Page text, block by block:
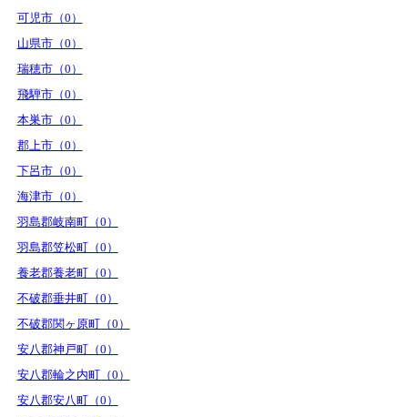
可児市（0）
山県市（0）
瑞穂市（0）
飛騨市（0）
本巣市（0）
郡上市（0）
下呂市（0）
海津市（0）
羽島郡岐南町（0）
羽島郡笠松町（0）
養老郡養老町（0）
不破郡垂井町（0）
不破郡関ヶ原町（0）
安八郡神戸町（0）
安八郡輪之内町（0）
安八郡安八町（0）